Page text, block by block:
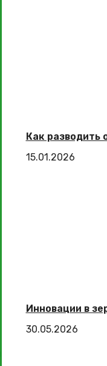
Как разводить
15.01.2026
Инновации в
30.05.2026